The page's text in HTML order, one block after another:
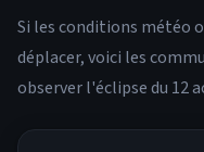
Si les conditions météo
déplacer, voici les
observer l'éclipse du 12